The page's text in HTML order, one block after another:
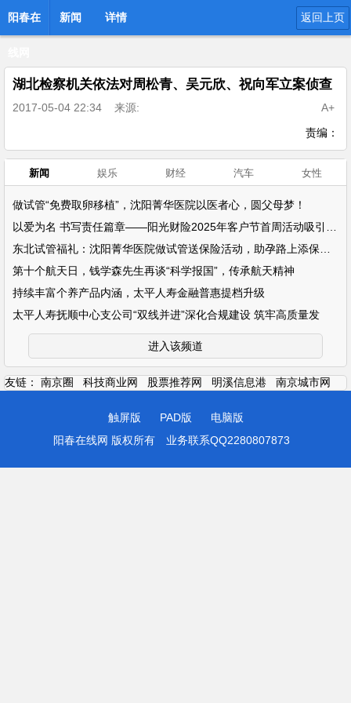
阳春在 新闻 详情 返回上页
湖北检察机关依法对周松青、吴元欣、祝向军立案侦查
2017-05-04 22:34 来源:
A+
责编：
新闻 娱乐 财经 汽车 女性
做试管“免费取卵移植”，沈阳菁华医院以医者心，圆父母梦！
第十个航天日，钱学森先生再谈“科学报国”，传承航天精神
持续丰富个养产品内涵，太平人寿金融普惠提档升级
太平人寿抚顺中心支公司“双线并进”深化合规建设 筑牢高质量发
进入该频道
友链： 南京圈 科技商业网 股票推荐网 明溪信息港 南京城市网
触屏版 PAD版
电脑版
阳春在线网 版权所有
业务联系QQ2280807873